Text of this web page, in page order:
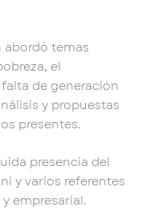
abordó temas
el
de generación
y propuestas
presentes.
presencia del
y varios referentes
empresarial.